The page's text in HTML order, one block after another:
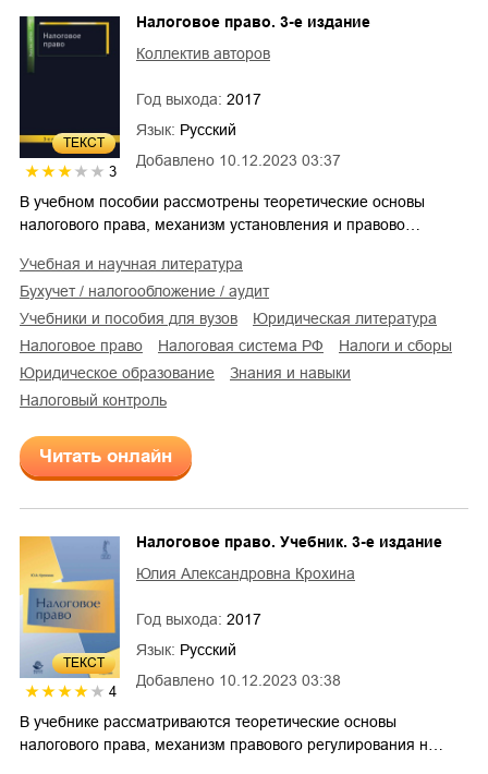
ТЕКСТ
3
Добавлено 10.12.2023 03:37
Налоговое право. 3-е издание
Коллектив авторов
Год выхода: 2017
Язык: Русский
В учебном пособии рассмотрены теоретические основы
налогового права, механизм установления и правово…
учебная и научная литература
бухучет / налогообложение / аудит
учебники и пособия для вузов
юридическая литература
налоговое право
налоговая система РФ
налоги и сборы
юридическое образование
знания и навыки
налоговый контроль
Читать онлайн
ТЕКСТ
4
Добавлено 10.12.2023 03:38
Налоговое право. Учебник. 3-е издание
Юлия Александровна Крохина
Год выхода: 2017
Язык: Русский
В учебнике рассматриваются теоретические основы
налогового права, механизм правового регулирования н…